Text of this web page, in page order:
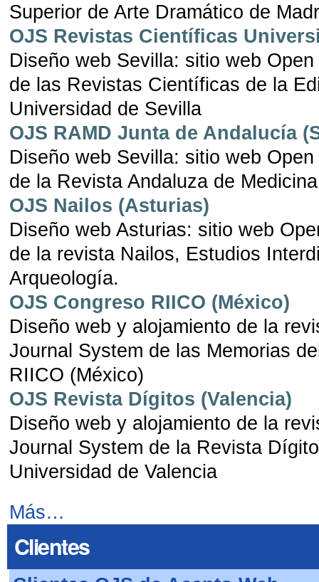
Superior de Arte Dramático de
OJS Revistas Científicas
Diseño web Sevilla: sitio web
de las Revistas Científicas de la
Universidad de Sevilla
OJS RAMD Junta de Andalucía
Diseño web Sevilla: sitio web
de la Revista Andaluza de
OJS Nailos (Asturias)
Diseño web Asturias: sitio web
de la revista Nailos, Estudios
Arqueología.
OJS Congreso RIICO (México)
Diseño web y alojamiento de la
Journal System de las Memorias
RIICO (México)
OJS Revista Dígitos (Valencia)
Diseño web y alojamiento de la
Journal System de la Revista
Universidad de Valencia
Más…
Clientes